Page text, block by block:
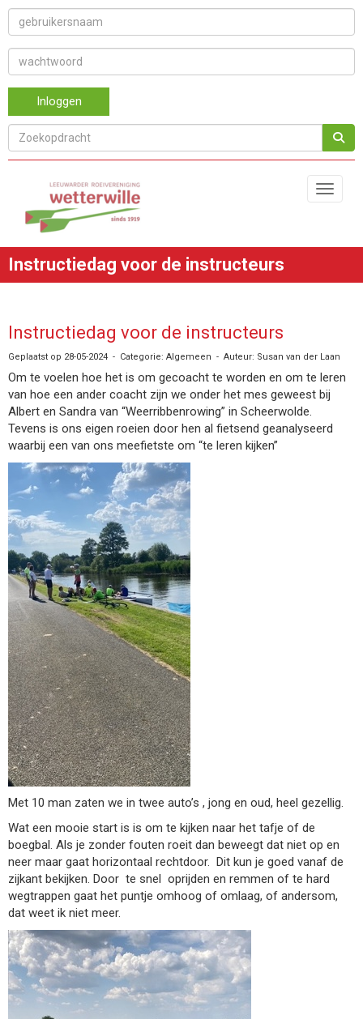
Inloggen
Instructiedag voor de instructeurs
Instructiedag voor de instructeurs
Geplaatst op 28-05-2024 - Categorie: Algemeen - Auteur: Susan van der Laan
Om te voelen hoe het is om gecoacht te worden en om te leren
van hoe een ander coacht zijn we onder het mes geweest bij
Albert en Sandra van “Weerribbenrowing” in Scheerwolde.
Tevens is ons eigen roeien door hen al fietsend geanalyseerd
waarbij een van ons meefietste om “te leren kijken”
Met 10 man zaten we in twee auto’s , jong en oud, heel gezellig.
Wat een mooie start is is om te kijken naar het tafje of de
boegbal. Als je zonder fouten roeit dan beweegt dat niet op en
neer maar gaat horizontaal rechtdoor. Dit kun je goed vanaf de
zijkant bekijken. Door te snel oprijden en remmen of te hard
wegtrappen gaat het puntje omhoog of omlaag, of andersom,
dat weet ik niet meer.